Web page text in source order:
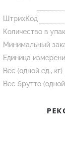
Трубка
Пробка
Лодочка
Контакт
ШтрихКод
Количество в
Минимальный
Единица
Вес (одной ед., кг)
Вес брутто